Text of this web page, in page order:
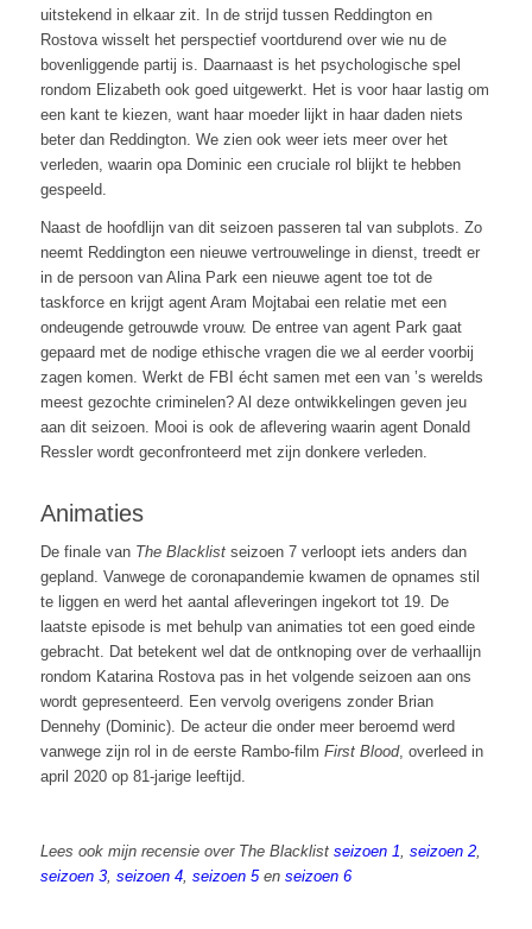
uitstekend in elkaar zit. In de strijd tussen Reddington en
Rostova wisselt het perspectief voortdurend over wie nu de
bovenliggende partij is. Daarnaast is het psychologische spel
rondom Elizabeth ook goed uitgewerkt. Het is voor haar lastig om
een kant te kiezen, want haar moeder lijkt in haar daden niets
beter dan Reddington. We zien ook weer iets meer over het
verleden, waarin opa Dominic een cruciale rol blijkt te hebben
gespeeld.
Naast de hoofdlijn van dit seizoen passeren tal van subplots. Zo
neemt Reddington een nieuwe vertrouwelinge in dienst, treedt er
in de persoon van Alina Park een nieuwe agent toe tot de
taskforce en krijgt agent Aram Mojtabai een relatie met een
ondeugende getrouwde vrouw. De entree van agent Park gaat
gepaard met de nodige ethische vragen die we al eerder voorbij
zagen komen. Werkt de FBI écht samen met een van ’s werelds
meest gezochte criminelen? Al deze ontwikkelingen geven jeu
aan dit seizoen. Mooi is ook de aflevering waarin agent Donald
Ressler wordt geconfronteerd met zijn donkere verleden.
Animaties
De finale van The Blacklistseizoen 7 verloopt iets anders dan
gepland. Vanwege de coronapandemie kwamen de opnames stil
te liggen en werd het aantal afleveringen ingekort tot 19. De
laatste episode is met behulp van animaties tot een goed einde
gebracht. Dat betekent wel dat de ontknoping over de verhaallijn
rondom Katarina Rostova pas in het volgende seizoen aan ons
wordt gepresenteerd. Een vervolg overigens zonder Brian
Dennehy (Dominic). De acteur die onder meer beroemd werd
vanwege zijn rol in de eerste Rambo-film First Blood, overleed in
april 2020 op 81-jarige leeftijd.
Lees ook mijn recensie over The Blacklist seizoen 1 seizoen 2,
seizoen 3, seizoen 4, seizoen 5en seizoen 6